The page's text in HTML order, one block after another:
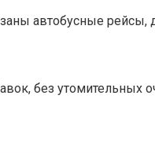
автобусные рейсы,
без утомительных